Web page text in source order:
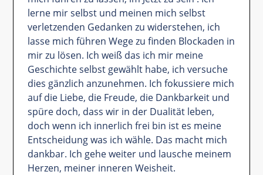
lerne mir selbst und meinen mich selbst
verletzenden Gedanken zu widerstehen, ich
lasse mich führen Wege zu finden Blockaden in
mir zu lösen. Ich weiß das ich mir meine
Geschichte selbst gewählt habe, ich versuche
dies gänzlich anzunehmen. Ich fokussiere mich
auf die Liebe, die Freude, die Dankbarkeit und
spüre doch, dass wir in der Dualität leben,
doch wenn ich innerlich frei bin ist es meine
Entscheidung was ich wähle. Das macht mich
dankbar. Ich gehe weiter und lausche meinem
Herzen, meiner inneren Weisheit.